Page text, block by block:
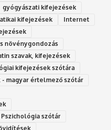
gyógyászati kifejezések
kifejezések
Internet
növénygondozás
szavak, kifejezések
kifejezések szótára
- magyar értelmező szótár
Ps‮gólohciz‬ia s‮átóz‬r